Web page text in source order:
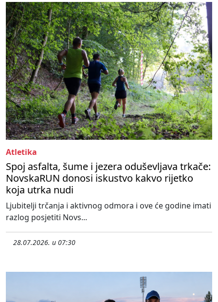
Atletika
Spoj asfalta, šume i jezera oduševljava trkače:
NovskaRUN donosi iskustvo kakvo rijetko
koja utrka nudi
Ljubitelji trčanja i aktivnog odmora i ove će godine imati
razlog posjetiti Novs...
28.07.2026. u 07:30